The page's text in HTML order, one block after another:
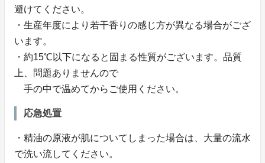
避けてください。
・生産年度により若干香りの感じ方が異なる場合がござ
います。
・約15℃以下になると固まる性質がございます。品質
上、問題ありませんので
手の中で温めてからご使用ください。
応急処置
・精油の原液が肌についてしまった場合は、大量の流水
で洗い流してください。